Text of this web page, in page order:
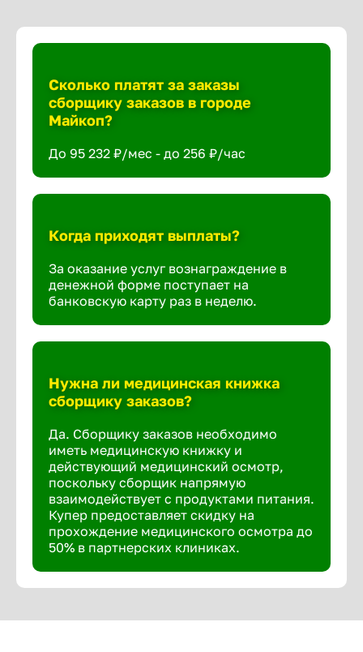
Сколько платят за заказы
сборщику заказов в городе
Майкоп?
До 95 232 ₽/мес - до 256 ₽/час
Когда приходят выплаты?
За оказание услуг вознаграждение в
денежной форме поступает на
банковскую карту раз в неделю.
Нужна ли медицинская книжка
сборщику заказов?
Да. Сборщику заказов необходимо
иметь медицинскую книжку и
действующий медицинский осмотр,
поскольку сборщик напрямую
взаимодействует с продуктами питания.
Купер предоставляет скидку на
прохождение медицинского осмотра до
50% в партнерских клиниках.